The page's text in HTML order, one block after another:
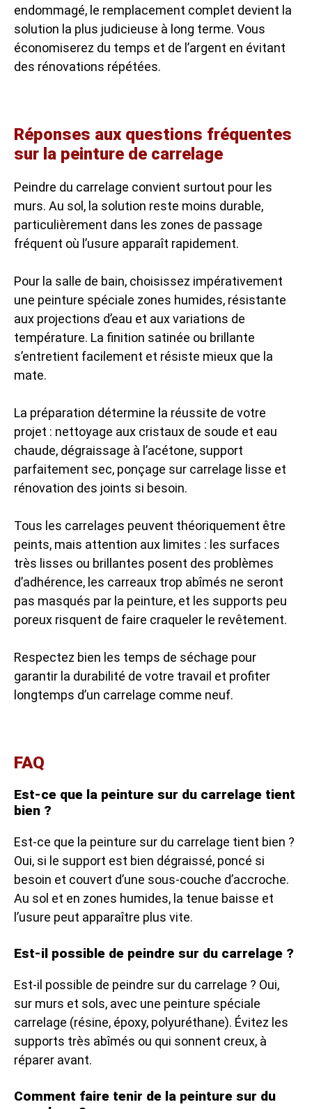
endommagé, le remplacement complet devient la
solution la plus judicieuse à long terme. Vous
économiserez du temps et de l’argent en évitant
des rénovations répétées.
Réponses aux questions fréquentes
sur la peinture de carrelage
Peindre du carrelage convient surtout pour les
murs. Au sol, la solution reste moins durable,
particulièrement dans les zones de passage
fréquent où l’usure apparaît rapidement.
Pour la salle de bain, choisissez impérativement
une peinture spéciale zones humides, résistante
aux projections d’eau et aux variations de
température. La finition satinée ou brillante
s’entretient facilement et résiste mieux que la
mate.
La préparation détermine la réussite de votre
projet : nettoyage aux cristaux de soude et eau
chaude, dégraissage à l’acétone, support
parfaitement sec, ponçage sur carrelage lisse et
rénovation des joints si besoin.
Tous les carrelages peuvent théoriquement être
peints, mais attention aux limites : les surfaces
très lisses ou brillantes posent des problèmes
d’adhérence, les carreaux trop abîmés ne seront
pas masqués par la peinture, et les supports peu
poreux risquent de faire craqueler le revêtement.
Respectez bien les temps de séchage pour
garantir la durabilité de votre travail et profiter
longtemps d’un carrelage comme neuf.
FAQ
Est-ce que la peinture sur du carrelage tient
bien ?
Est-ce que la peinture sur du carrelage tient bien ?
Oui, si le support est bien dégraissé, poncé si
besoin et couvert d’une sous-couche d’accroche.
Au sol et en zones humides, la tenue baisse et
l’usure peut apparaître plus vite.
Est-il possible de peindre sur du carrelage ?
Est-il possible de peindre sur du carrelage ? Oui,
sur murs et sols, avec une peinture spéciale
carrelage (résine, époxy, polyuréthane). Évitez les
supports très abîmés ou qui sonnent creux, à
réparer avant.
Comment faire tenir de la peinture sur du